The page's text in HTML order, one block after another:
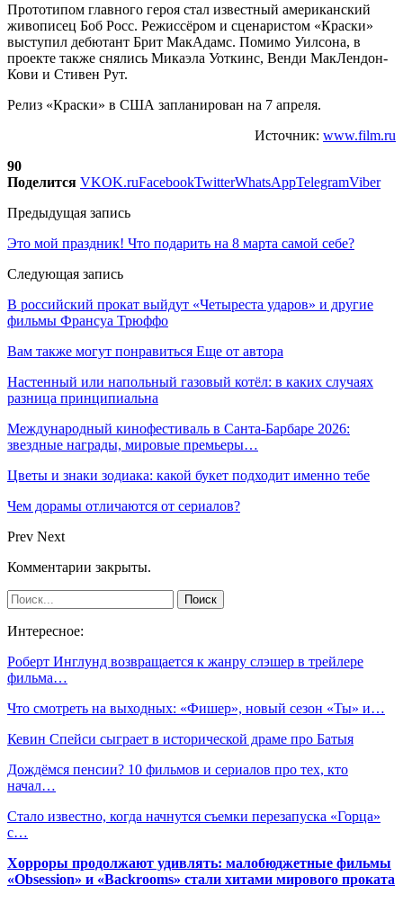
Прототипом главного героя стал известный американский
живописец Боб Росс. Режиссёром и сценаристом «Краски»
выступил дебютант Брит МакАдамс. Помимо Уилсона, в
проекте также снялись Микаэла Уоткинс, Венди МакЛендон-
Кови и Стивен Рут.
Релиз «Краски» в США запланирован на 7 апреля.
Источник: www.film.ru
90
Поделится VKOK.ruFacebookTwitterWhatsAppTelegramViber
Предыдущая запись
Это мой праздник! Что подарить на 8 марта самой себе?
Следующая запись
В российский прокат выйдут «Четыреста ударов» и другие
фильмы Франсуа Трюффо
Вам также могут понравиться Еще от автора
Настенный или напольный газовый котёл: в каких случаях
разница принципиальна
Международный кинофестиваль в Санта-Барбаре 2026:
звездные награды, мировые премьеры…
Цветы и знаки зодиака: какой букет подходит именно тебе
Чем дорамы отличаются от сериалов?
Prev Next
Комментарии закрыты.
Интересное:
Роберт Инглунд возвращается к жанру слэшер в трейлере
фильма…
Что смотреть на выходных: «Фишер», новый сезон «Ты» и…
Кевин Спейси сыграет в исторической драме про Батыя
Дождёмся пенсии? 10 фильмов и сериалов про тех, кто
начал…
Стало известно, когда начнутся съемки перезапуска «Горца»
с…
Хорроры продолжают удивлять: малобюджетные фильмы
«Obsession» и «Backrooms» стали хитами мирового проката